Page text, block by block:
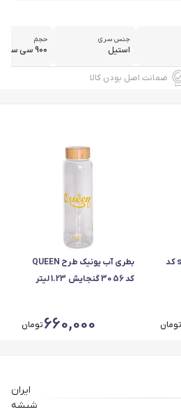
جنس سری
استیل
حجم
900 سی سی
ضمانت اصل بودن کالا
بطری آب یونیک طرح smile کد
تومان
بطری آب یونیک طرح QUEEN
کد 3056 گنجایش 1.23 لیتر
660,000تومان
ایران